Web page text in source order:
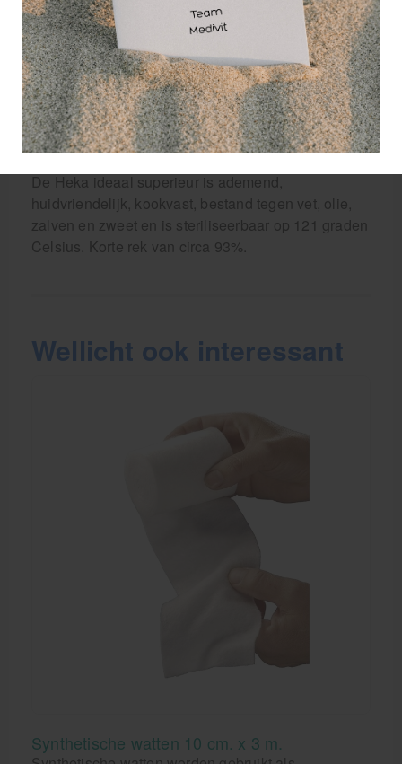
De Heka ideal superieur DIN 61632 kan gebruikt
worden als compressiezwachtel bij
vaataandoeningen en de preventie ervan. Als
steun- en ontlastingzwachtel bij verstuikingen en
ontwrichtingen, als sportbandage en als sterk
fixatiewindsel.
De Heka ideaal superieur is ademend,
huidvriendelijk, kookvast, bestand tegen vet, olie,
zalven en zweet en is steriliseerbaar op 121 graden
Celsius. Korte rek van circa 93%.
Wellicht ook interessant
Synthetische watten 10 cm. x 3 m.